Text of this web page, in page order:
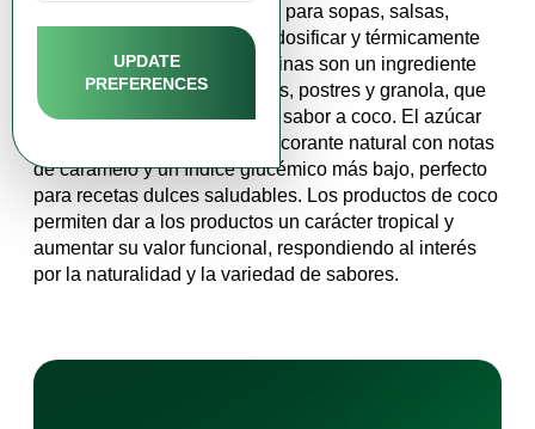
UPDATE
PREFERENCES
leche de coco en polvo, ideal para sopas, salsas,
batidos y repostería, fácil de dosificar y térmicamente
estable. Las virutas de coco finas son un ingrediente
clásico para pasteles, galletas, postres y granola, que
aportan textura y un delicado sabor a coco. El azúcar
de coco ecológico es un edulcorante natural con notas
de caramelo y un índice glucémico más bajo, perfecto
para recetas dulces saludables. Los productos de coco
permiten dar a los productos un carácter tropical y
aumentar su valor funcional, respondiendo al interés
por la naturalidad y la variedad de sabores.